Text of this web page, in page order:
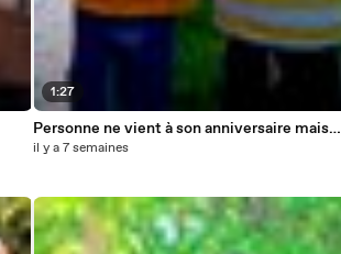
1:27
Personne ne vient à son anniversaire mais…
il y a 7 semaines